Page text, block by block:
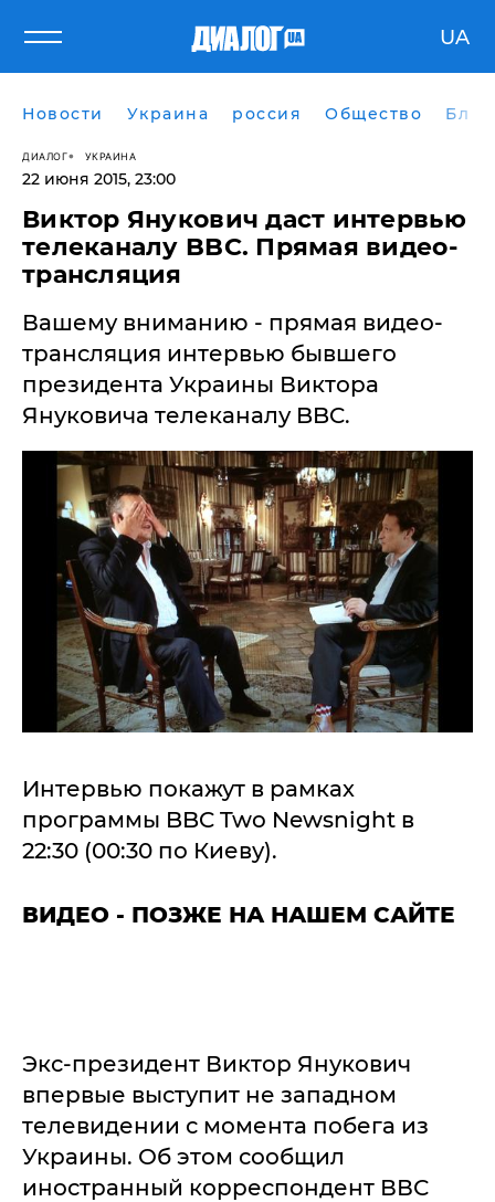
UA
Новости Украина россия Общество
ДИАЛОГ УКРАИНА
22 июня 2015, 23:00
Виктор Янукович даст интервью
телеканалу BBC. Прямая видео-
трансляция
Вашему вниманию - прямая видео-
трансляция интервью бывшего
президента Украины Виктора
Януковича телеканалу BBC.
Интервью покажут в рамках
программы BBC Two Newsnight в
22:30 (00:30 по Киеву).
ВИДЕО - ПОЗЖЕ НА НАШЕМ САЙТЕ
Экс-президент Виктор Янукович
впервые выступит не западном
телевидении с момента побега из
Украины. Об этом сообщил
иностранный корреспондент ВВС